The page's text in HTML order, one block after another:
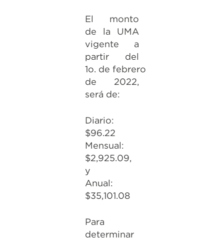
El monto
de la UMA
vigente a
partir del
1o. de febrero
de 2022,
será de:
Diario:
$96.22
Mensual:
$2,925.09,
y
Anual:
$35,101.08
Para
determinar